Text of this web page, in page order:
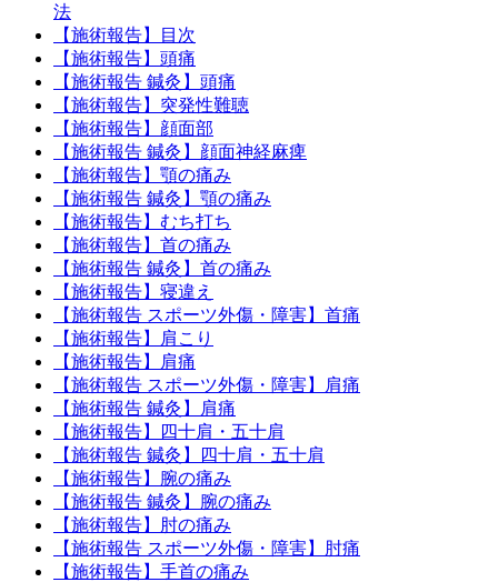
法
【施術報告】目次
【施術報告】頭痛
【施術報告 鍼灸】頭痛
【施術報告】突発性難聴
【施術報告】顔面部
【施術報告 鍼灸】顔面神経麻痺
【施術報告】顎の痛み
【施術報告 鍼灸】顎の痛み
【施術報告】むち打ち
【施術報告】首の痛み
【施術報告 鍼灸】首の痛み
【施術報告】寝違え
【施術報告 スポーツ外傷・障害】首痛
【施術報告】肩こり
【施術報告】肩痛
【施術報告 スポーツ外傷・障害】肩痛
【施術報告 鍼灸】肩痛
【施術報告】四十肩・五十肩
【施術報告 鍼灸】四十肩・五十肩
【施術報告】腕の痛み
【施術報告 鍼灸】腕の痛み
【施術報告】肘の痛み
【施術報告 スポーツ外傷・障害】肘痛
【施術報告】手首の痛み